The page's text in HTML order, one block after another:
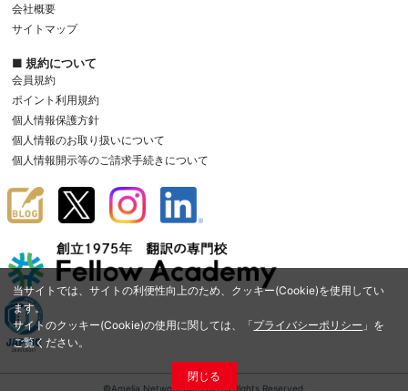
当サイトでは、サイトの利便性向上のため、クッキー(Cookie)を使用してい
ます。
サイトのクッキー(Cookie)の使用に関しては、「プライバシーポリシー 」を
ご覧ください。
閉じる
会社概要
サイトマップ
■ 規約について
会員規約
ポイント利用規約
個人情報保護方針
個人情報のお取り扱いについて
個人情報開示等のご請求手続きについて
©Amelia Network Co.,Ltd. All Rights Reserved.